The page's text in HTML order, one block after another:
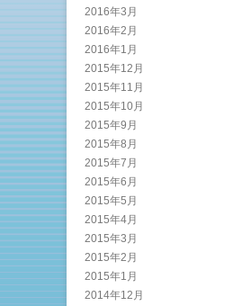
2016年3月
2016年2月
2016年1月
2015年12月
2015年11月
2015年10月
2015年9月
2015年8月
2015年7月
2015年6月
2015年5月
2015年4月
2015年3月
2015年2月
2015年1月
2014年12月